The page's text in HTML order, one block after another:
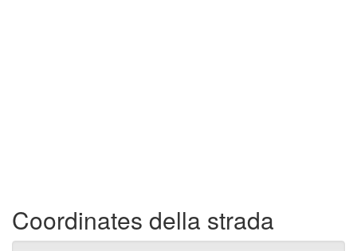
Coordinates della strada